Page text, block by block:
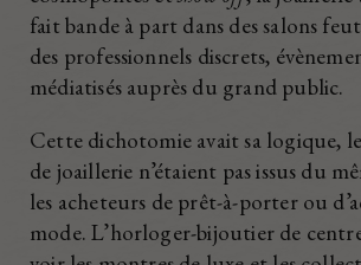
fait bande à part dans des salons
des professionnels discrets,
médiatisés auprès du grand public.
Cette dichotomie avait sa logique,
de joaillerie n’étaient pas issus du
les acheteurs de prêt-à-porter ou
mode. L’horloger-bijoutier de